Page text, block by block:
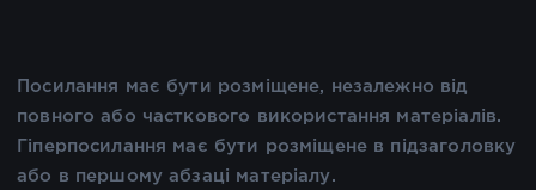
Посилання має бути розміщене, незалежно від
повного або часткового використання матеріалів.
Гіперпосилання має бути розміщене в підзаголовку
або в першому абзаці матеріалу.